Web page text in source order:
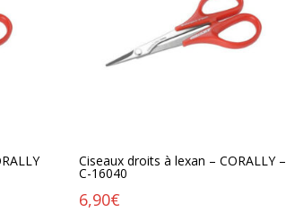
Ciseaux droits à lexan – CORALLY –
C-16040
6,90€